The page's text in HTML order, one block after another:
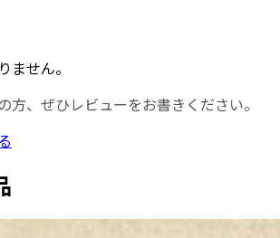
ません。
方、ぜひレビューをお書きください。